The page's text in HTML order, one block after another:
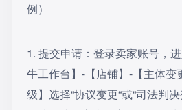
例）
1. 提交申请：登录卖家账号，
牛工作台】-【店铺】-【主体变
级】选择“协议变更“或“司法判